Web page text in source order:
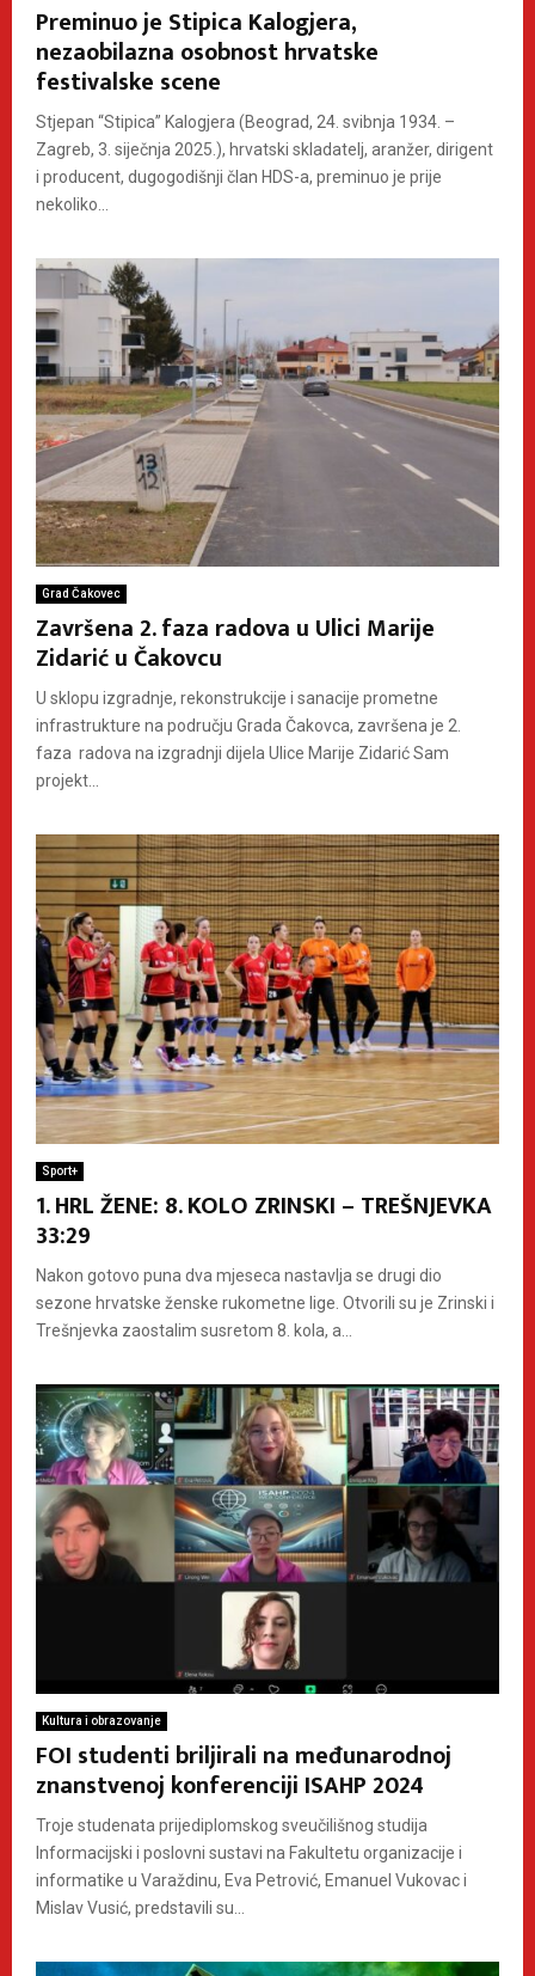
Preminuo je Stipica Kalogjera,
nezaobilazna osobnost hrvatske
festivalske scene
Stjepan “Stipica” Kalogjera (Beograd, 24. svibnja 1934. –
Zagreb, 3. siječnja 2025.), hrvatski skladatelj, aranžer, dirigent
i producent, dugogodišnji član HDS-a, preminuo je prije
nekoliko...
Grad Čakovec
Završena 2. faza radova u Ulici Marije
Zidarić u Čakovcu
U sklopu izgradnje, rekonstrukcije i sanacije prometne
infrastrukture na području Grada Čakovca, završena je 2.
faza radova na izgradnji dijela Ulice Marije Zidarić Sam
projekt...
Sport+
1. HRL ŽENE: 8. KOLO ZRINSKI – TREŠNJEVKA
33:29
Nakon gotovo puna dva mjeseca nastavlja se drugi dio
sezone hrvatske ženske rukometne lige. Otvorili su je Zrinski i
Trešnjevka zaostalim susretom 8. kola, a...
Kultura i obrazovanje
FOI studenti briljirali na međunarodnoj
znanstvenoj konferenciji ISAHP 2024
Troje studenata prijediplomskog sveučilišnog studija
Informacijski i poslovni sustavi na Fakultetu organizacije i
informatike u Varaždinu, Eva Petrović, Emanuel Vukovac i
Mislav Vusić, predstavili su...